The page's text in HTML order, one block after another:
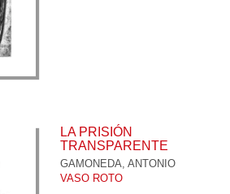
LA PRISIÓN
TRANSPARENTE
GAMONEDA, ANTONIO
VASO ROTO